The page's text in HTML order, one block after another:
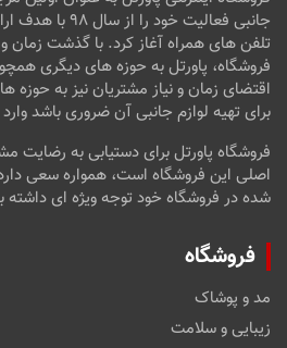
جانبی فعالیت خود
تلفن های همراه آغاز کرد. با گذشت
فروشگاه، پاورتل به حوزه های دیگری
اقتضای زمان و نیاز مشتریان نیز به
برای تهیه لوازم جانبی آن ضروری باشد
فروشگاه پاورتل برای دستیابی به رضایت
اصلی این فروشگاه است، همواره سعی
شده در فروشگاه خود توجه ویژه ای داشته
فروشگاه
مد و پوشاک
زیبایی و سلامت